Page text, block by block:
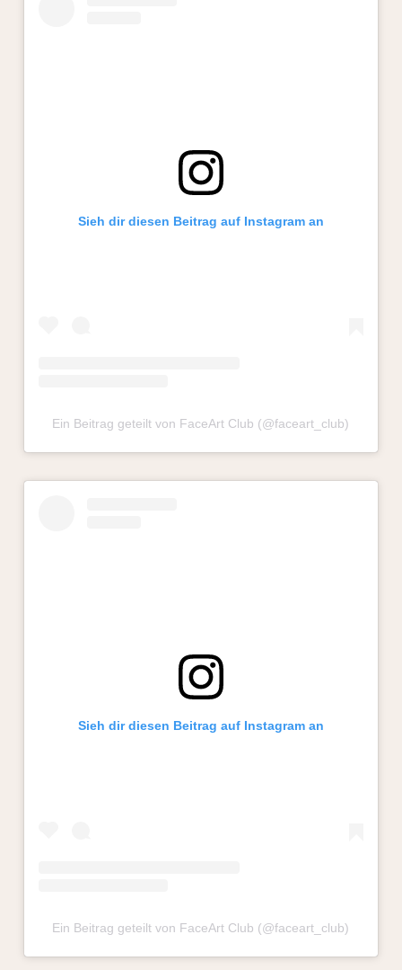
Sieh dir diesen Beitrag auf Instagram an
Ein Beitrag geteilt von FaceArt Club (@faceart_club)
Sieh dir diesen Beitrag auf Instagram an
Ein Beitrag geteilt von FaceArt Club (@faceart_club)